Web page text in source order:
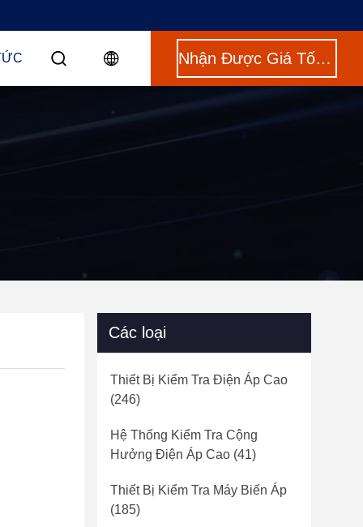
Nhận Được Giá Tốt Nhất
Các loại
Thiết Bị Kiểm Tra Điện Áp Cao
(246)
Hệ Thống Kiểm Tra Cộng
Hưởng Điện Áp Cao (41)
Thiết Bị Kiểm Tra Máy Biến Áp
(185)